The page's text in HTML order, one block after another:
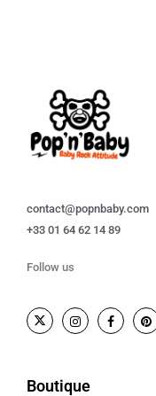
contact@popnbaby.com
+33 01 64 62 14 89
Follow us
Boutique